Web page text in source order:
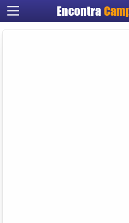
Encontra